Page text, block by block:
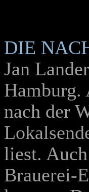
DIE
Jan
Hamburg.
nach der
liest.
Brauerei-